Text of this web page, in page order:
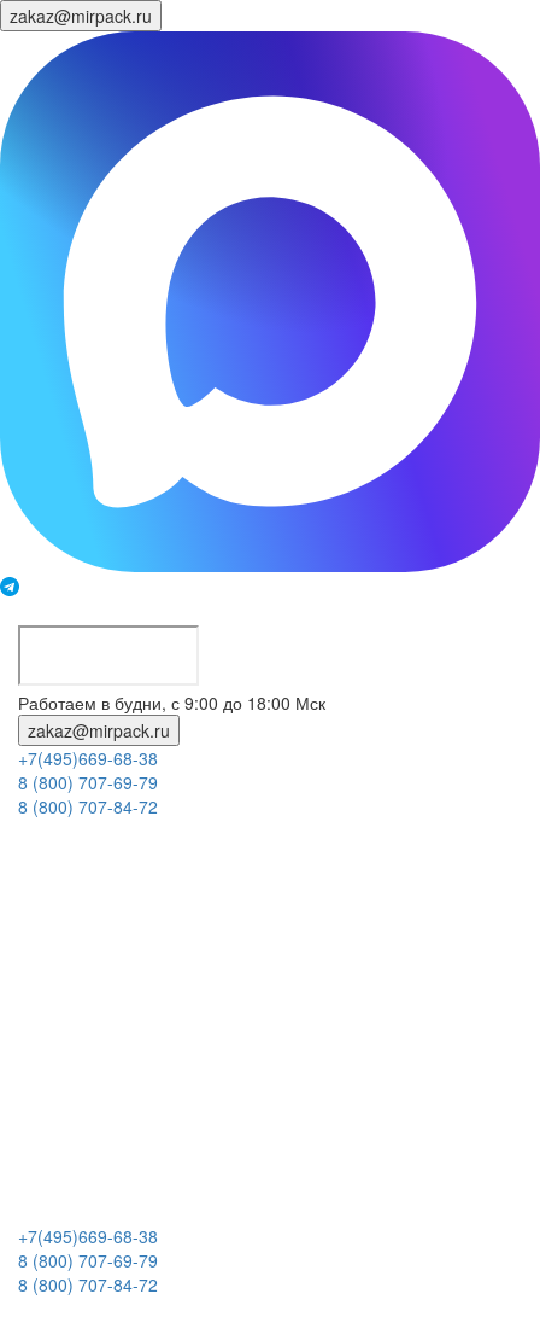
zakaz@mirpack.ru
Работаем в будни, с 9:00 до 18:00 Мск
zakaz@mirpack.ru
+7(495)669-68-38
8 (800) 707-69-79
8 (800) 707-84-72
+7(495)669-68-38
8 (800) 707-69-79
8 (800) 707-84-72